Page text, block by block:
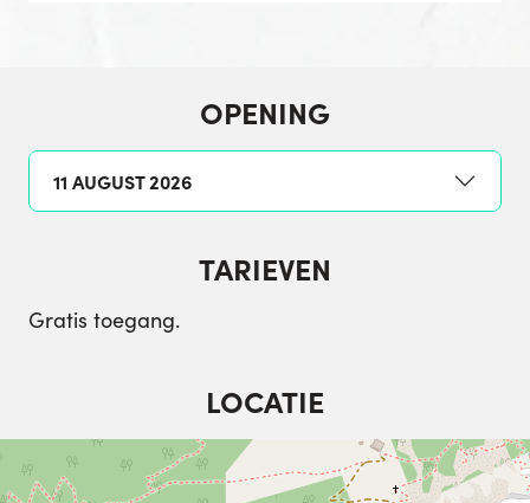
OPENING
11 AUGUST 2026
TARIEVEN
Gratis toegang.
LOCATIE